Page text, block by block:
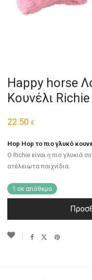
Happy horse
Κουνέλι
22.50 €
Hop Hop το πιο γλυκό
Ο Richie είναι η πιο γλυκιά
ατέλειωτα παιχνίδια.
1 σε απόθεμα